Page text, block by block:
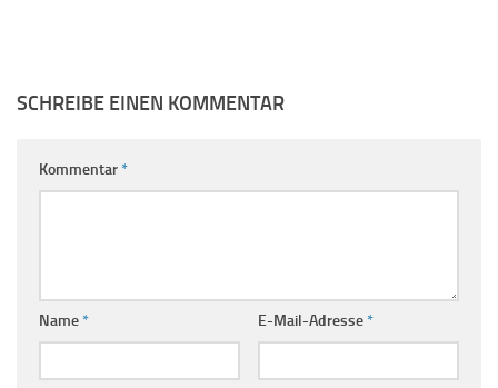
SCHREIBE EINEN KOMMENTAR
Kommentar*
Name* E-Mail-Adresse*